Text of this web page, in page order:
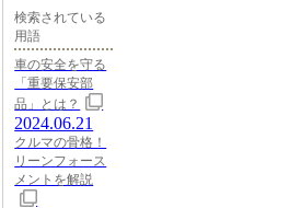
検索されている
用語
車の安全を守る
「重要保安部
品」とは？
2024.06.21
クルマの骨格！
リーンフォース
メントを解説